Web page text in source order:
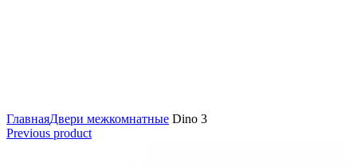
ГлавнаяДвери межкомнатные Dino 3
Previous product